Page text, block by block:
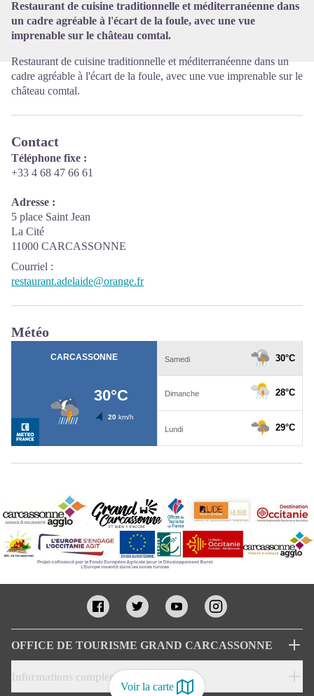
Voir la carte
Restaurant de cuisine traditionnelle et méditerranéenne dans
un cadre agréable à l'écart de la foule, avec une vue
imprenable sur le château comtal.
Restaurant de cuisine traditionnelle et méditerranéenne dans un
cadre agréable à l'écart de la foule, avec une vue imprenable sur le
château comtal.
Contact
Téléphone fixe :
+33 4 68 47 66 61
Adresse :
5 place Saint Jean
La Cité
11000 CARCASSONNE
Courriel :
restaurant.adelaide@orange.fr
Météo
OFFICE DE TOURISME GRAND CARCASSONNE
Informations complémentaires